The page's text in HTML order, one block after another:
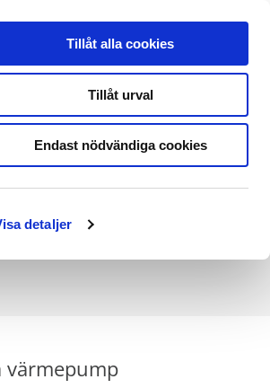
detaljer
Tillåt alla cookies
Tillåt urval
Endast nödvändiga cookies
värmepump